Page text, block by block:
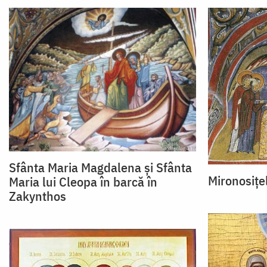
Sfânta Maria Magdalena și Sfânta
Maria lui Cleopa în barcă în
Zakynthos